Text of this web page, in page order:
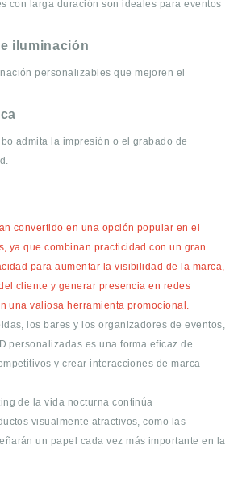
con larga duración son ideales para eventos
iluminación
personalizables que mejoren el
admita la impresión o el grabado de
convertido en una opción popular en el
ya que combinan practicidad con un gran
para aumentar la visibilidad de la marca,
cliente y generar presencia en redes
una valiosa herramienta promocional.
los bares y los organizadores de eventos,
personalizadas es una forma eficaz de
y crear interacciones de marca
de la vida nocturna continúa
visualmente atractivos, como las
un papel cada vez más importante en la